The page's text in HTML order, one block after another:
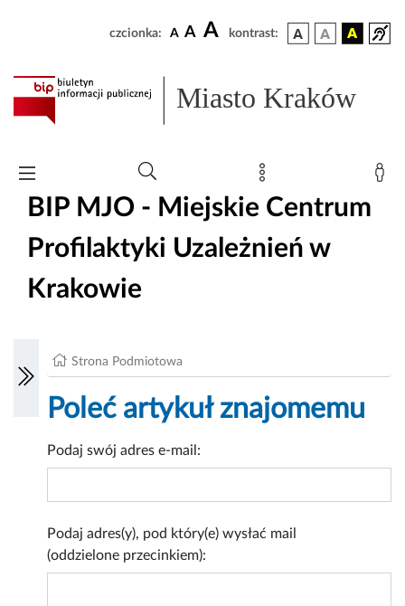
czcionka: A A A kontrast:
Miasto Kraków
BIP MJO - Miejskie Centrum
Profilaktyki Uzależnień w
Krakowie
Strona Podmiotowa
Poleć artykuł znajomemu
Podaj swój adres e-mail:
Podaj adres(y), pod który(e) wysłać mail
(oddzielone przecinkiem):